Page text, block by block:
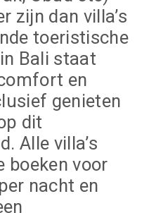
zijn dan villa’s
toeristische
Bali staat
en
genieten
dit
Alle villa’s
boeken voor
nacht en